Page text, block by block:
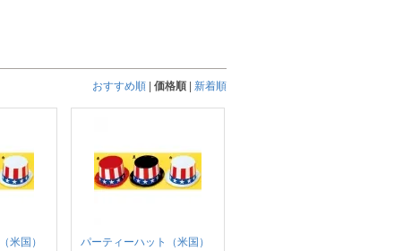
おすすめ順 価格順 新着順
米国）
パーティーハット（米国）